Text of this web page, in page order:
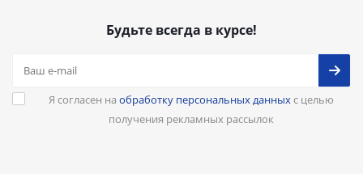
Будьте всегда в курсе!
Я согласен на обработку персональных данныхс целью
получения рекламных рассылок